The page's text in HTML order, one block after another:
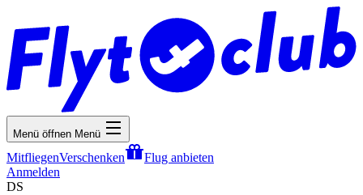
Menü öffnen Menü
MitfliegenVerschenken
Flug anbieten
Anmelden
DS